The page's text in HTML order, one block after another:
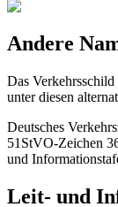
Andere
Das
unter diesen
Deutsches
51 StVO-Zeichen
und
Leit- und